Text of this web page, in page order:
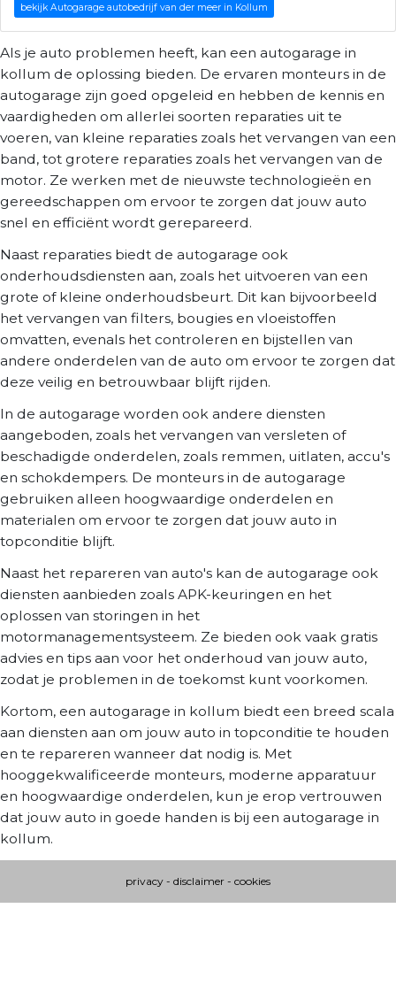
bekijk Autogarage autobedrijf van der meer in Kollum
Als je auto problemen heeft, kan een autogarage in
kollum de oplossing bieden. De ervaren monteurs in de
autogarage zijn goed opgeleid en hebben de kennis en
vaardigheden om allerlei soorten reparaties uit te
voeren, van kleine reparaties zoals het vervangen van een
band, tot grotere reparaties zoals het vervangen van de
motor. Ze werken met de nieuwste technologieën en
gereedschappen om ervoor te zorgen dat jouw auto
snel en efficiënt wordt gerepareerd.
Naast reparaties biedt de autogarage ook
onderhoudsdiensten aan, zoals het uitvoeren van een
grote of kleine onderhoudsbeurt. Dit kan bijvoorbeeld
het vervangen van filters, bougies en vloeistoffen
omvatten, evenals het controleren en bijstellen van
andere onderdelen van de auto om ervoor te zorgen dat
deze veilig en betrouwbaar blijft rijden.
In de autogarage worden ook andere diensten
aangeboden, zoals het vervangen van versleten of
beschadigde onderdelen, zoals remmen, uitlaten, accu's
en schokdempers. De monteurs in de autogarage
gebruiken alleen hoogwaardige onderdelen en
materialen om ervoor te zorgen dat jouw auto in
topconditie blijft.
Naast het repareren van auto's kan de autogarage ook
diensten aanbieden zoals APK-keuringen en het
oplossen van storingen in het
motormanagementsysteem. Ze bieden ook vaak gratis
advies en tips aan voor het onderhoud van jouw auto,
zodat je problemen in de toekomst kunt voorkomen.
Kortom, een autogarage in kollum biedt een breed scala
aan diensten aan om jouw auto in topconditie te houden
en te repareren wanneer dat nodig is. Met
hooggekwalificeerde monteurs, moderne apparatuur
en hoogwaardige onderdelen, kun je erop vertrouwen
dat jouw auto in goede handen is bij een autogarage in
kollum.
privacy - disclaimer - cookies